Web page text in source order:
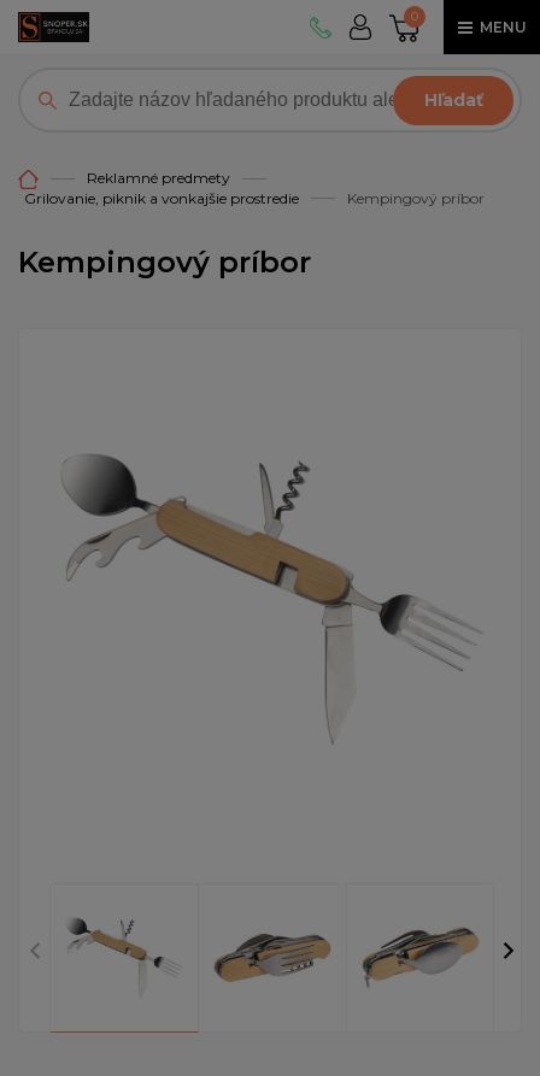
0
MENU
Hľadať
Reklamné predmety
Grilovanie, piknik a vonkajšie prostredie
Kempingový príbor
Kempingový príbor